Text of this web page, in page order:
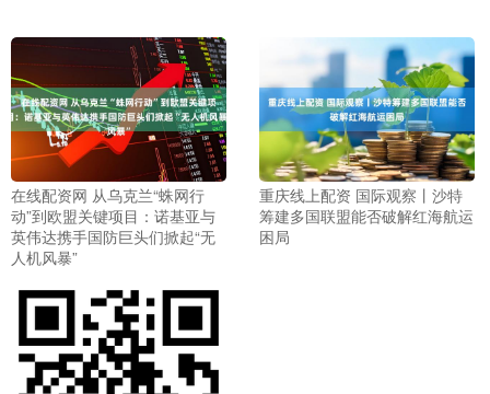
在线配资网 从乌克兰“蛛网行
动”到欧盟关键项目：诺基亚与
英伟达携手国防巨头们掀起“无
人机风暴”
重庆线上配资 国际观察丨沙特
筹建多国联盟能否破解红海航运
困局